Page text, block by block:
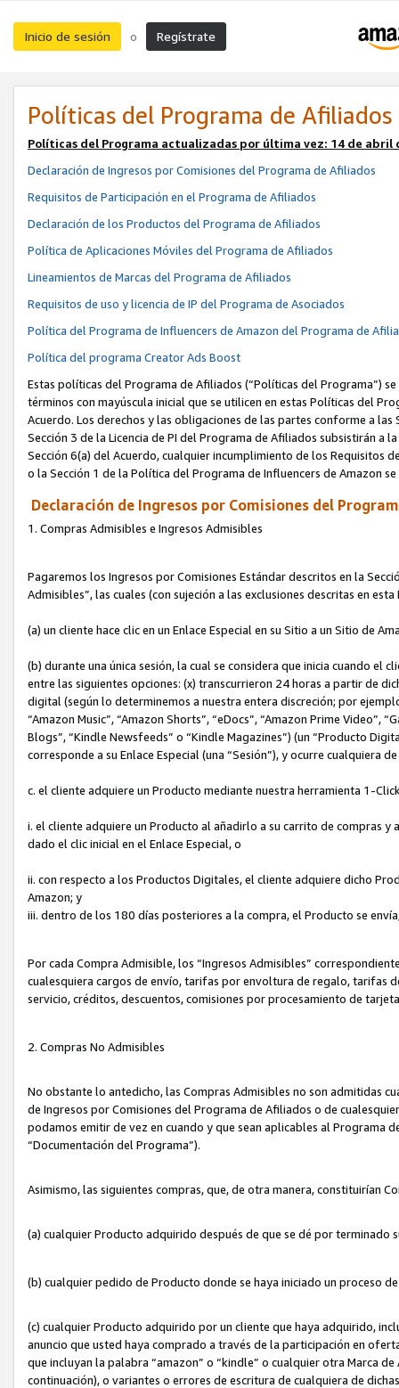
Inicio de sesión o Regístrate
Políticas del Programa de Afiliados
Políticas del Programa actualizadas por última vez: 14 de abril
Declaración de Ingresos por Comisiones del Programa de Afiliados
Requisitos de Participación en el Programa de Afiliados
Declaración de los Productos del Programa de Afiliados
Política de Aplicaciones Móviles del Programa de Afiliados
Lineamientos de Marcas del Programa de Afiliados
Requisitos de uso y licencia de IP del Programa de Asociados
Política del Programa de Influencers de Amazon del Programa de
Política del programa Creator Ads Boost
Estas políticas del Programa de Afiliados (“Políticas del Programa”)
términos con mayúscula inicial que se utilicen en estas Políticas del
Acuerdo. Los derechos y las obligaciones de las partes conforme a
Sección 3 de la Licencia de PI del Programa de Afiliados subsistirán
Sección 6(a) del Acuerdo, cualquier incumplimiento de los Requisitos
o la Sección 1 de la Política del Programa de Influencers de Amazon
Declaración de Ingresos por Comisiones del
1. Compras Admisibles e Ingresos Admisibles
Pagaremos los Ingresos por Comisiones Estándar descritos en la
Admisibles”, las cuales (con sujeción a las exclusiones descritas en
(a) un cliente hace clic en un Enlace Especial en su Sitio a un Sitio de
(b) durante una única sesión, la cual se considera que inicia cuando el
entre las siguientes opciones: (x) transcurrieron 24 horas a partir de
digital (según lo determinemos a nuestra entera discreción; por
“Amazon Music”, “Amazon Shorts”, “eDocs”, “Amazon Prime Video”,
Blogs”, “Kindle Newsfeeds” o “Kindle Magazines”) (un “Producto
corresponde a su Enlace Especial (una “Sesión”), y ocurre cualquiera
c. el cliente adquiere un Producto mediante nuestra herramienta 1-
i. el cliente adquiere un Producto al añadirlo a su carrito de compras
dado el clic inicial en el Enlace Especial, o
ii. con respecto a los Productos Digitales, el cliente adquiere dicho
Amazon; y
iii. dentro de los 180 días posteriores a la compra, el Producto se
Por cada Compra Admisible, los “Ingresos Admisibles”
cualesquiera cargos de envío, tarifas por envoltura de regalo, tarifas
servicio, créditos, descuentos, comisiones por procesamiento de
2. Compras No Admisibles
No obstante lo antedicho, las Compras Admisibles no son admitidas
de Ingresos por Comisiones del Programa de Afiliados o de
podamos emitir de vez en cuando y que sean aplicables al Programa
“Documentación del Programa”).
Asimismo, las siguientes compras, que, de otra manera, constituirían
(a) cualquier Producto adquirido después de que se dé por terminado
(b) cualquier pedido de Producto donde se haya iniciado un proceso
(c) cualquier Producto adquirido por un cliente que haya adquirido,
anuncio que usted haya comprado a través de la participación en
que incluyan la palabra “amazon” o “kindle” o cualquier otra Marca
continuación), o variantes o errores de escritura de cualquiera de